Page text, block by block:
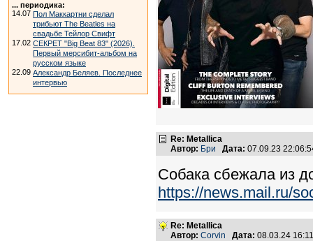
... периодика:
14.07 Пол Маккартни сделал
трибьют The Beatles на
свадьбе Тейлор Свифт
17.02 СЕКРЕТ "Big Beat 83" (2026).
Первый мерсибит-альбом на
русском языке
22.09 Александр Беляев. Последнее
интервью
Re: Metallica
Автор: Бри Дата: 07.09.23
Собака сбежала из
https://news.mail.ru/
Re: Metallica
Автор: Corvin Дата: 08.03.24